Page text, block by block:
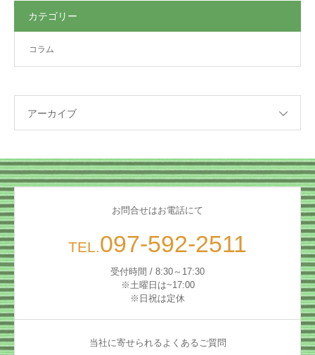
カテゴリー
コラム
アーカイブ
お問合せはお電話にて
TEL.097-592-2511
受付時間 / 8:30～17:30
※土曜日は~17:00
※日祝は定休
当社に寄せられるよくあるご質問